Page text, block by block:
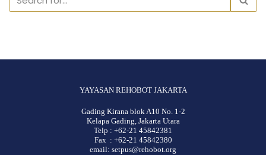
YAYASAN REHOBOT JAKARTA
Gading Kirana blok A10 No. 1-2
Kelapa Gading, Jakarta Utara
Telp : +62-21 45842381
Fax : +62-21 45842380
email: setpus@rehobot.org